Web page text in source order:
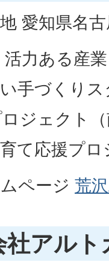
愛知県名
活力ある産
手づくり
ジェクト
て応援プ
ページ 荒
社アルト